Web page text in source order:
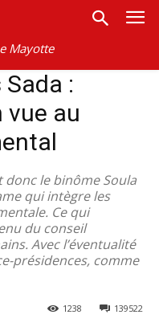
Mayotte
:
vue au
donc le binôme Soula
qui intègre les
Ce qui
du conseil
Avec l’éventualité
présidences, comme
139522
1238